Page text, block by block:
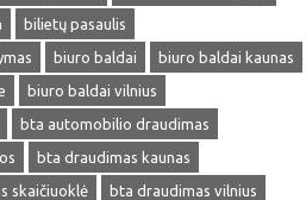
bilietų pasaulis
biuro baldai
biuro baldai kaunas
biuro baldai vilnius
bta automobilio draudimas
bta draudimas kaunas
skaičiuoklė
bta draudimas vilnius